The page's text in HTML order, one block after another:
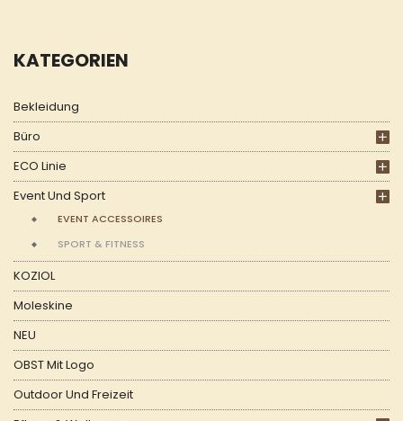
KATEGORIEN
Bekleidung
Büro
ECO Linie
Event Und Sport
EVENT ACCESSOIRES
SPORT & FITNESS
KOZIOL
Moleskine
NEU
OBST Mit Logo
Outdoor Und Freizeit